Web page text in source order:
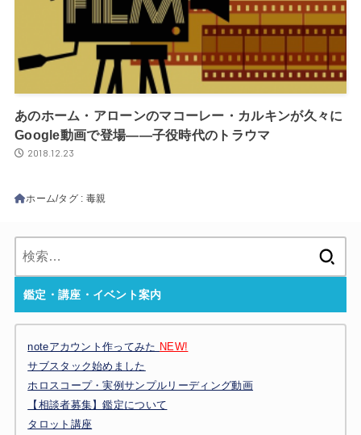
あのホーム・アローンのマコーレー・カルキンが久々に
Google動画で登場――子役時代のトラウマ
2018.12.23
ホーム タグ : 毒親
鑑定・講座・イベント案内
noteアカウント作ってみた NEW!
サブスタック始めました
ホロスコープ・実例サンプルリーディング動画
【相談者募集】鑑定について
タロット講座